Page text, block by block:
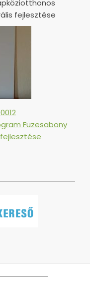
fejlesztése
Füzesabony